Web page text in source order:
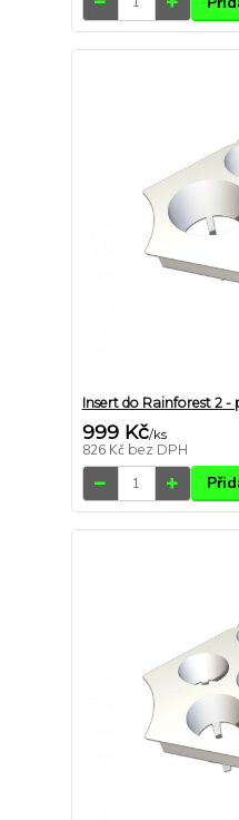
Insert do Rainforest 2 -
999 Kč/ks
826 Kč bez DPH